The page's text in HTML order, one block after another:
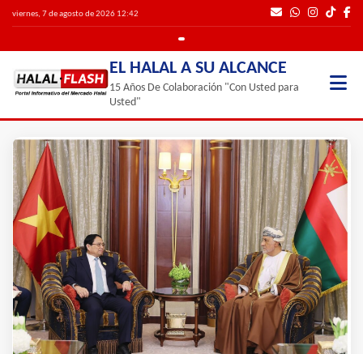
viernes, 7 de agosto de 2026 12:42
EL HALAL A SU ALCANCE
15 Años De Colaboración "Con Usted para
Usted"